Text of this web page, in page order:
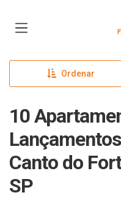
Ordenar
10
Canto do
SP